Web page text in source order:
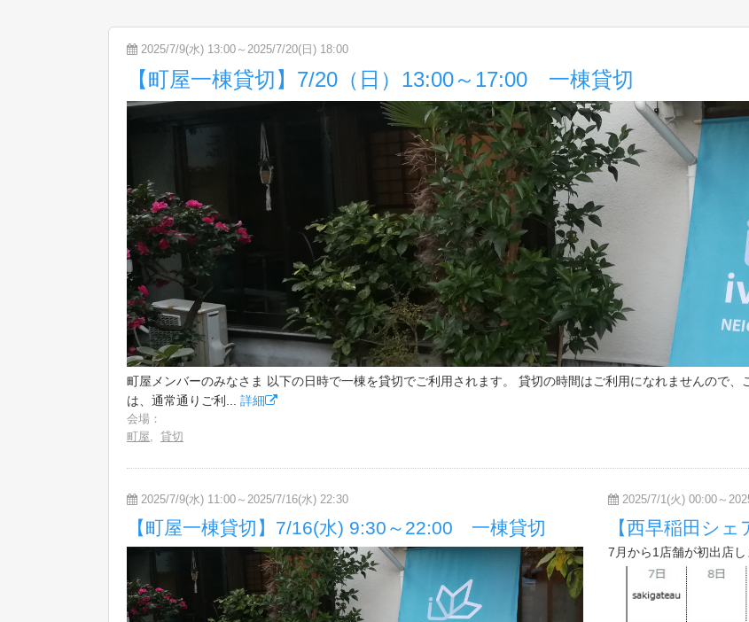
2025/7/9(水) 13:00～2025/7/20(日) 18:00
【町屋一棟貸切】7/20（日）13:00～17:00 一棟貸切
町屋メンバーのみなさま 以下の日時で一棟を貸切でご利用されます。 貸切の時間はご利用になれませんので
は、通常通りご利... 詳細
会場：
町屋, 貸切
2025/7/9(水) 11:00～2025/7/16(水) 22:30
【町屋一棟貸切】7/16(水) 9:30～22:00 一棟貸切
2025/7/1(火) 00:00～
【西早稲田シ
7月から1店舗が初出店し